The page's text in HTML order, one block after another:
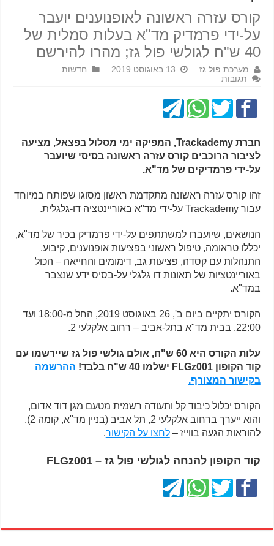
קורס עזרה ראשונה לאופנוענים יועבר
על-ידי פרמדיק מד"א בעלות סמלית של
40 ש"ח לגולשי פול גז; מהרו להירשם
מערכת פול גז 13 באוגוסט 2019
חדשות
תגובות
חברת Trackademy, המפיקה ימי מסלול בפצאל, מציעה
לציבור הרוכבים קורס עזרה ראשונה בסיסי שיועבר
על-ידי פרמדיקים של מד"א.
זהו קורס עזרה ראשונה מתקדמת ראשון מסוגו שפותח במיוחד
עבור Trackademy על-ידי מד"א באוריינטציה דו-גלגלית.
הנושאים, שיועברו למשתתפים על-ידי פרמדיק בכיר של מד"א,
יכללו טראומה, טיפול ראשוני בפציעות אופנוענים, קיבוע,
התנהלות עם קסדה, פציעות גב, דימומים והחייאה – הכול
באוריינטציות של תאונות דו גלגלי על-בסיס ידע שנצבר
במד"א.
הקורס יתקיים ביום ב', 26 באוגוסט 2019, החל מ-18:00 ועד
22:00, בבית מד"א בתל-אביב – רחוב אלקלעי 2.
עלות הקורס היא 60 ש"ח, אולם גולשי פול גז שיירשמו עם
קוד הקופון FLGz001 ישלמו 40 ש"ח בלבד!
ההרשמה
בקישור המצורף.
הקורס יכלול כיבוד קל ותעודה רשמית מטעם מגן דוד אדום,
והוא ייערך ברחוב אלקלעי 2, תל אביב (בניין מד"א, קומה 2).
להוראות הגעה בווייז –לחצו על הקישור.
קוד הקופון להנחה לגולשי פול גז – FLGz001